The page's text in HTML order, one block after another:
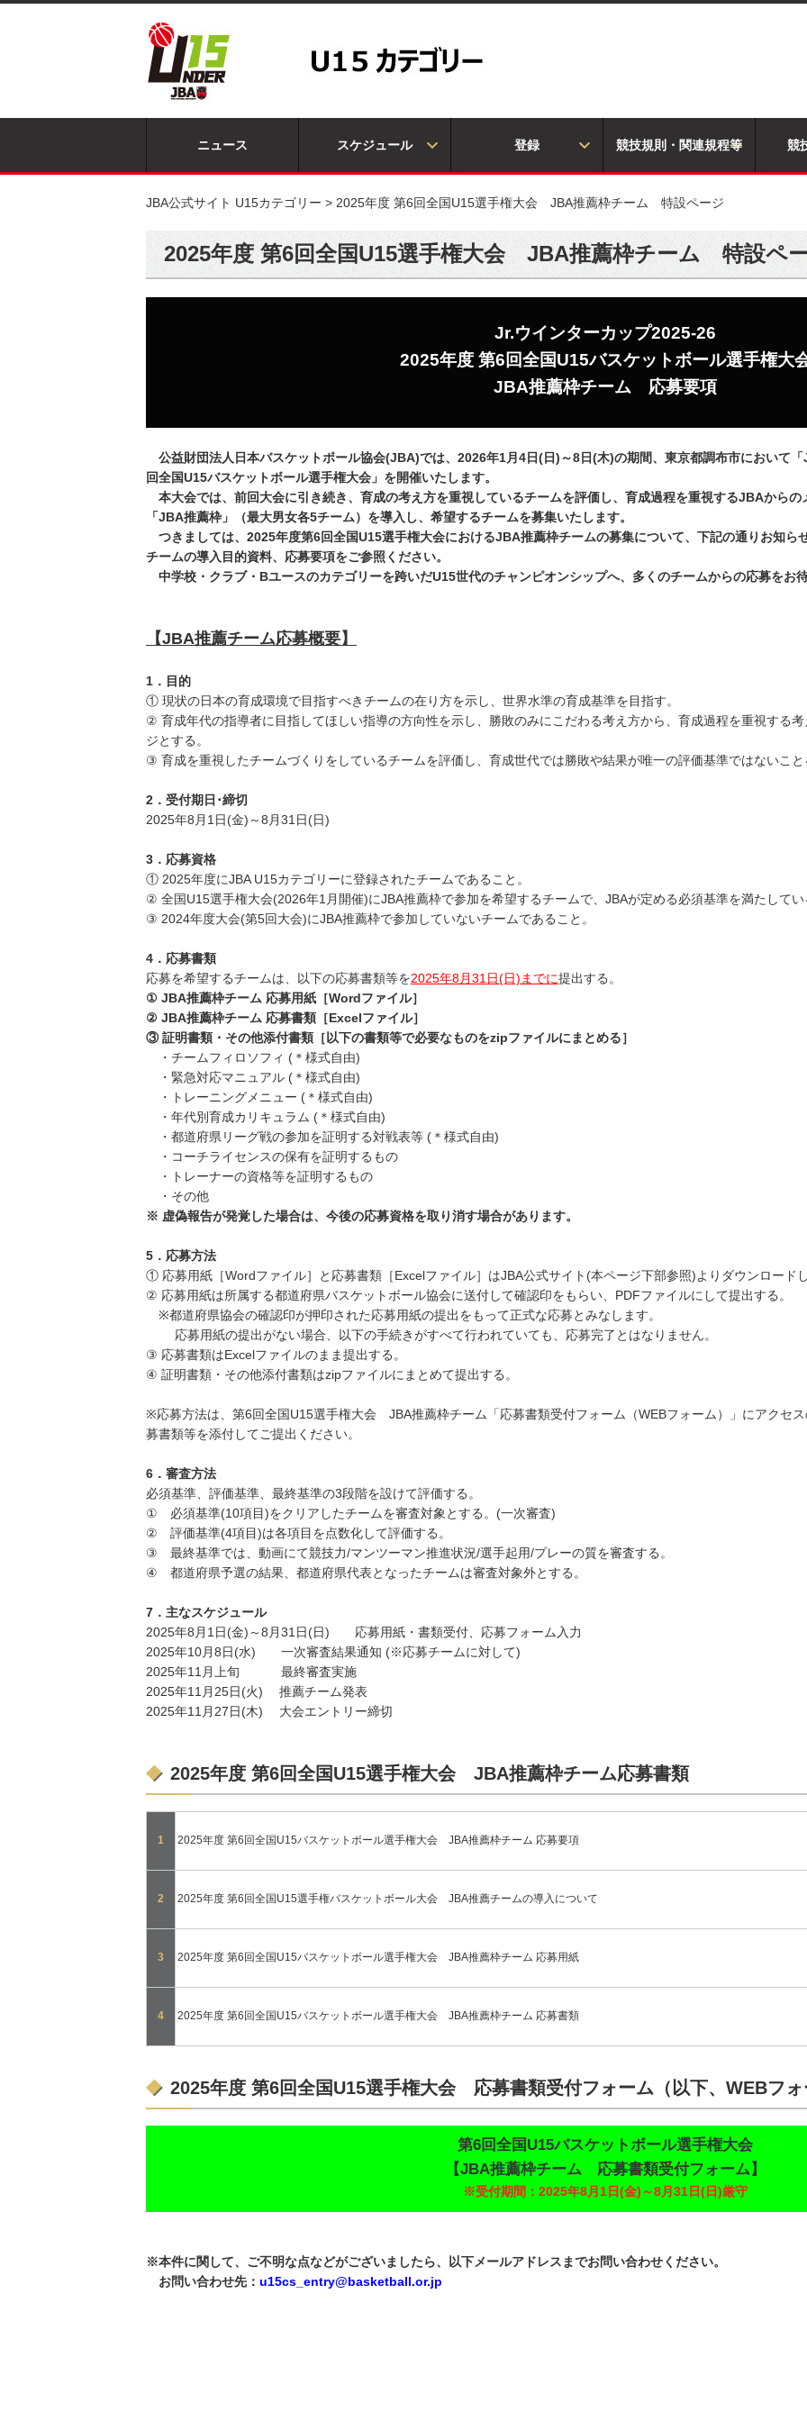
ニュース スケジュール 登録 競技規則・関連規程等 競
JBA公式サイト U15カテゴリー > 2025年度 第6回全国U15選手権大会 JBA推薦枠チーム 特設ページ
2025年度 第6回全国U15選手権大会 JBA推薦枠チーム 特設ペ
Jr.ウインターカップ2025-26
2025年度 第6回全国U15バスケットボール選手権大
JBA推薦枠チーム 応募要項
公益財団法人日本バスケットボール協会(JBA)では、2026年1月4日(日)～8日(木)の期間、東京都調布市において
回全国U15バスケットボール選手権大会」を開催いたします。
本大会では、前回大会に引き続き、育成の考え方を重視しているチームを評価し、育成過程を重視するJBAから
「JBA推薦枠」（最大男女各5チーム）を導入し、希望するチームを募集いたします。
つきましては、2025年度第6回全国U15選手権大会におけるJBA推薦枠チームの募集について、下記の通りお知ら
チームの導入目的資料、応募要項をご参照ください。
中学校・クラブ・Bユースのカテゴリーを跨いだU15世代のチャンピオンシップへ、多くのチームからの応募をお待
【JBA推薦チーム応募概要】
1．目的
① 現状の日本の育成環境で目指すべきチームの在り方を示し、世界水準の育成基準を目指す。
② 育成年代の指導者に目指してほしい指導の方向性を示し、勝敗のみにこだわる考え方から、育成過程を重視する
ジとする。
③ 育成を重視したチームづくりをしているチームを評価し、育成世代では勝敗や結果が唯一の評価基準ではないこと
2．受付期日･締切
2025年8月1日(金)～8月31日(日)
3．応募資格
① 2025年度にJBA U15カテゴリーに登録されたチームであること。
② 全国U15選手権大会(2026年1月開催)にJBA推薦枠で参加を希望するチームで、JBAが定める必須基準を満たしてい
③ 2024年度大会(第5回大会)にJBA推薦枠で参加していないチームであること。
4．応募書類
応募を希望するチームは、以下の応募書類等を2025年8月31日(日)までに提出する。
① JBA推薦枠チーム 応募用紙［Wordファイル］
② JBA推薦枠チーム 応募書類［Excelファイル］
③ 証明書類・その他添付書類［以下の書類等で必要なものをzipファイルにまとめる］
・チームフィロソフィ (＊様式自由)
・緊急対応マニュアル (＊様式自由)
・トレーニングメニュー (＊様式自由)
・年代別育成カリキュラム (＊様式自由)
・都道府県リーグ戦の参加を証明する対戦表等 (＊様式自由)
・コーチライセンスの保有を証明するもの
・トレーナーの資格等を証明するもの
・その他
※ 虚偽報告が発覚した場合は、今後の応募資格を取り消す場合があります。
5．応募方法
① 応募用紙［Wordファイル］と応募書類［Excelファイル］はJBA公式サイト(本ページ下部参照)よりダウンロード
② 応募用紙は所属する都道府県バスケットボール協会に送付して確認印をもらい、PDFファイルにして提出する。
※都道府県協会の確認印が押印された応募用紙の提出をもって正式な応募とみなします。
応募用紙の提出がない場合、以下の手続きがすべて行われていても、応募完了とはなりません。
③ 応募書類はExcelファイルのまま提出する。
④ 証明書類・その他添付書類はzipファイルにまとめて提出する。
※応募方法は、第6回全国U15選手権大会 JBA推薦枠チーム「応募書類受付フォーム（WEBフォーム）」にアクセ
募書類等を添付してご提出ください。
6．審査方法
必須基準、評価基準、最終基準の3段階を設けて評価する。
① 必須基準(10項目)をクリアしたチームを審査対象とする。(一次審査)
② 評価基準(4項目)は各項目を点数化して評価する。
③ 最終基準では、動画にて競技力/マンツーマン推進状況/選手起用/プレーの質を審査する。
④ 都道府県予選の結果、都道府県代表となったチームは審査対象外とする。
7．主なスケジュール
2025年8月1日(金)～8月31日(日) 応募用紙・書類受付、応募フォーム入力
2025年10月8日(水) 一次審査結果通知 (※応募チームに対して)
2025年11月上旬 最終審査実施
2025年11月25日(火) 推薦チーム発表
2025年11月27日(木) 大会エントリー締切
2025年度 第6回全国U15選手権大会 JBA推薦枠チーム応募書類
1 2025年度 第6回全国U15バスケットボール選手権大会 JBA推薦枠チーム 応募要項
2 2025年度 第6回全国U15選手権バスケットボール大会 JBA推薦チームの導入について
3 2025年度 第6回全国U15バスケットボール選手権大会 JBA推薦枠チーム 応募用紙
4 2025年度 第6回全国U15バスケットボール選手権大会 JBA推薦枠チーム 応募書類
2025年度 第6回全国U15選手権大会 応募書類受付フォーム（以下、WEBフォ
第6回全国U15バスケットボール選手権大会
【JBA推薦枠チーム 応募書類受付フォーム】
※受付期間：2025年8月1日(金)～8月31日(日)厳守
※本件に関して、ご不明な点などがございましたら、以下メールアドレスまでお問い合わせください。
お問い合わせ先： u15cs_entry@basketball.or.jp